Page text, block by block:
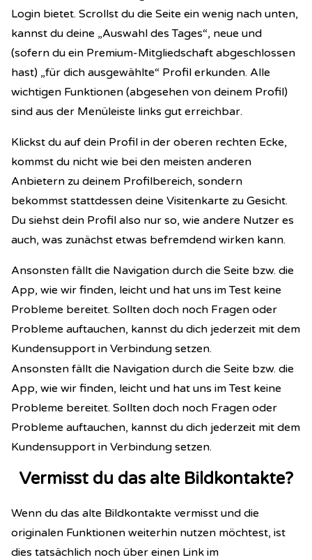
Login bietet. Scrollst du die Seite ein wenig nach unten,
kannst du deine „Auswahl des Tages“, neue und
(sofern du ein Premium-Mitgliedschaft abgeschlossen
hast) „für dich ausgewählte“ Profil erkunden. Alle
wichtigen Funktionen (abgesehen von deinem Profil)
sind aus der Menüleiste links gut erreichbar.
Klickst du auf dein Profil in der oberen rechten Ecke,
kommst du nicht wie bei den meisten anderen
Anbietern zu deinem Profilbereich, sondern
bekommst stattdessen deine Visitenkarte zu Gesicht.
Du siehst dein Profil also nur so, wie andere Nutzer es
auch, was zunächst etwas befremdend wirken kann.
Ansonsten fällt die Navigation durch die Seite bzw. die
App, wie wir finden, leicht und hat uns im Test keine
Probleme bereitet. Sollten doch noch Fragen oder
Probleme auftauchen, kannst du dich jederzeit mit dem
Kundensupport in Verbindung setzen.
Ansonsten fällt die Navigation durch die Seite bzw. die
App, wie wir finden, leicht und hat uns im Test keine
Probleme bereitet. Sollten doch noch Fragen oder
Probleme auftauchen, kannst du dich jederzeit mit dem
Kundensupport in Verbindung setzen.
Vermisst du das alte Bildkontakte?
Wenn du das alte Bildkontakte vermisst und die
originalen Funktionen weiterhin nutzen möchtest, ist
dies tatsächlich noch über einen Link im